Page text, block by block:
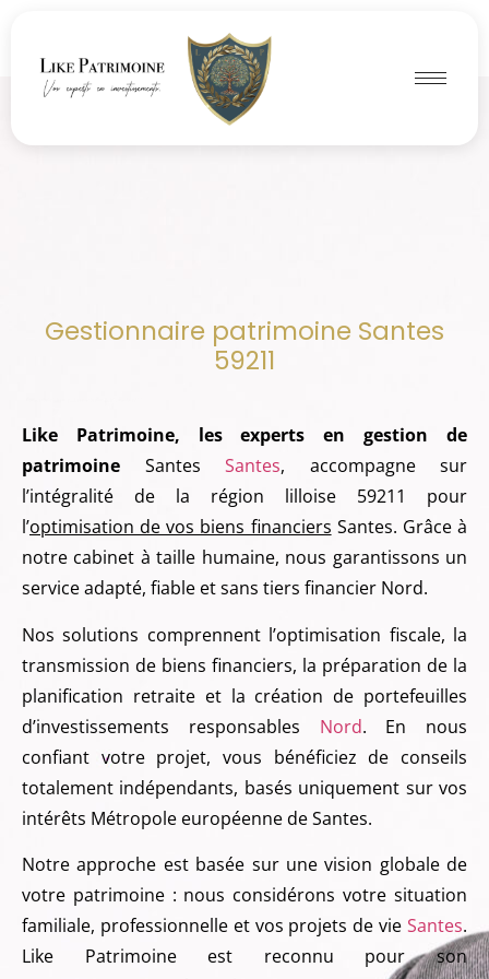
Gestionnaire patrimoine Santes
59211
Like Patrimoine, les experts en gestion de
patrimoine Santes Santes, accompagne sur
l’intégralité de la région lilloise 59211 pour
l’optimisation de vos biens financiers Santes. Grâce à
notre cabinet à taille humaine, nous garantissons un
service adapté, fiable et sans tiers financier Nord.
Nos solutions comprennent l’optimisation fiscale, la
transmission de biens financiers, la préparation de la
planification retraite et la création de portefeuilles
d’investissements responsables Nord. En nous
confiant votre projet, vous bénéficiez de conseils
totalement indépendants, basés uniquement sur vos
intérêts Métropole européenne de Santes.
Notre approche est basée sur une vision globale de
votre patrimoine : nous considérons votre situation
familiale, professionnelle et vos projets de vie Santes.
Like Patrimoine est reconnu pour son